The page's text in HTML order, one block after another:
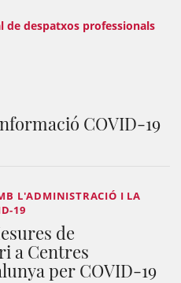
de despatxos professionals
COVID-19
L'ADMINISTRACIÓ I LA
19
de
a Centres
per COVID-19